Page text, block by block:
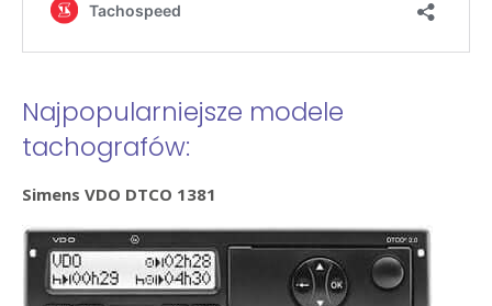
Najpopularniejsze modele
tachografów:
Simens VDO DTCO 1381